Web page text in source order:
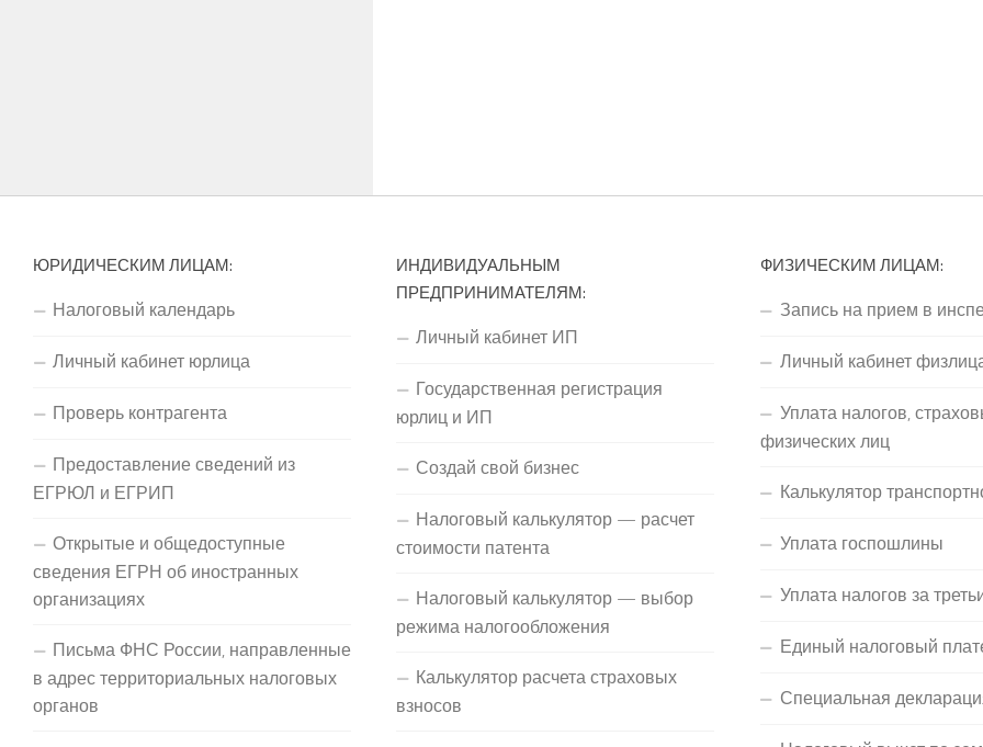
ЮРИДИЧЕСКИМ ЛИЦАМ:
Налоговый календарь
Личный кабинет юрлица
Проверь контрагента
Предоставление сведений из
ЕГРЮЛ и ЕГРИП
Открытые и общедоступные
сведения ЕГРН об иностранных
организациях
Письма ФНС России, направленные
в адрес территориальных налоговых
органов
ИНДИВИДУАЛЬНЫМ
ПРЕДПРИНИМАТЕЛЯМ:
Личный кабинет ИП
Государственная регистрация
юрлиц и ИП
Создай свой бизнес
Налоговый калькулятор — расчет
стоимости патента
Налоговый калькулятор — выбор
режима налогообложения
Калькулятор расчета страховых
взносов
ФИЗИЧЕСКИМ ЛИЦАМ:
Запись на прием в
Личный кабинет
Уплата налогов,
физических лиц
Калькулятор
Уплата госпошлины
Уплата налогов за
Единый налоговый
Специальная